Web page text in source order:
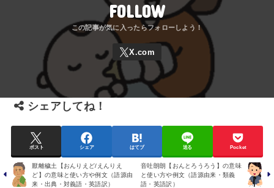
FOLLOW
シェアしてね！
ポスト シェア はてブ 送る Pocket
厭離穢土【おんりえど/えんりえ
ど】の意味と使い方や例文（語源由
来・出典・対義語・英語訳）
音吐朗朗【おんとろうろう】の意味
と使い方や例文（語源由来・類義
語・英語訳）